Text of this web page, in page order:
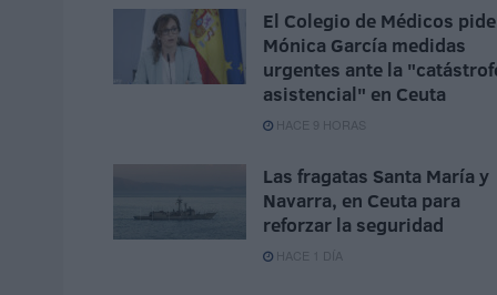
El Colegio de Médicos
Mónica García medidas
urgentes ante la
asistencial" en Ceuta
HACE 9 HORAS
Las fragatas Santa María y
Navarra, en Ceuta para
reforzar la seguridad
HACE 1 DÍA